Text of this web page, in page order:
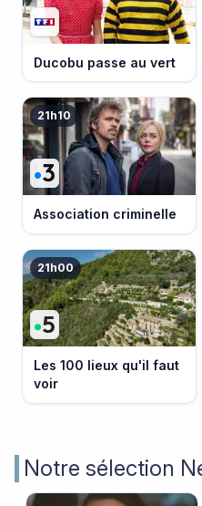
Ducobu passe au vert
21h10
Association criminelle
21h00
Les 100 lieux qu'il faut
voir
Notre sélection